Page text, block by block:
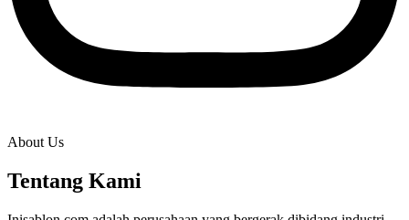
About Us
Tentang Kami